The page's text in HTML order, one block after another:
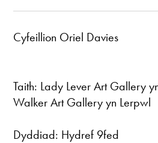
Cyfeillion Oriel Davies
Taith: Lady Lever Art Gallery
Walker Art Gallery yn Lerpwl
Dyddiad: Hydref 9fed